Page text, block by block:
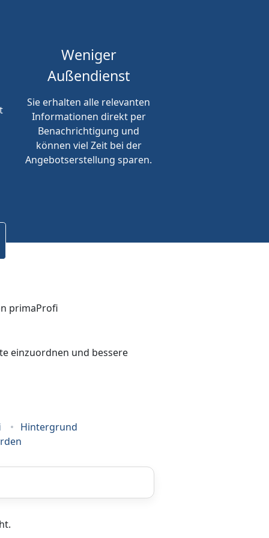
Weniger
Außendienst
Sie erhalten alle relevanten
Informationen direkt per
Benachrichtigung und
können viel Zeit bei der
Angebotserstellung sparen.
einzuordnen und bessere
Hintergrund